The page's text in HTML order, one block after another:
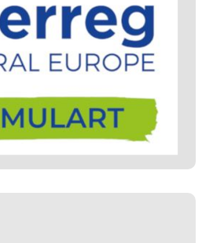
– CENTRAL
– Vittorio
Gestiti
Sviluppati